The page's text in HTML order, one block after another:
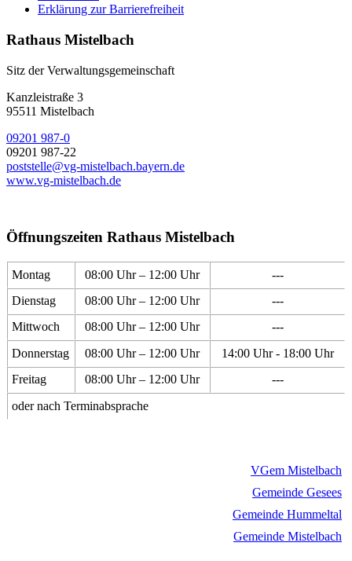
Erklärung zur Barrierefreiheit
Rathaus Mistelbach
Sitz der Verwaltungsgemeinschaft
Kanzleistraße 3
95511 Mistelbach
09201 987-0
09201 987-22
poststelle@vg-mistelbach.bayern.de
www.vg-mistelbach.de
Öffnungszeiten Rathaus Mistelbach
Montag 08:00 Uhr – 12:00 Uhr
---
Dienstag
08:00 Uhr – 12:00 Uhr
---
Mittwoch
08:00 Uhr – 12:00 Uhr
---
Donnerstag
08:00 Uhr – 12:00 Uhr
14:00 Uhr - 18:00 Uhr
Freitag
08:00 Uhr – 12:00 Uhr
---
oder nach Terminabsprache
VGem Mistelbach
Gemeinde Gesees
Gemeinde Hummeltal
Gemeinde Mistelbach